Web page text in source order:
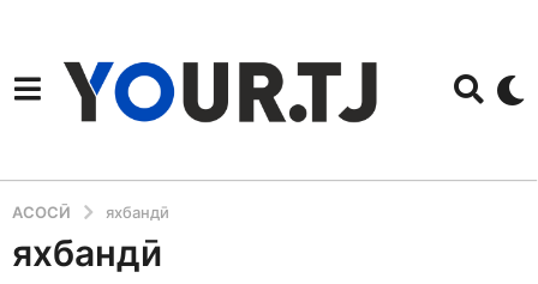
АСОСӢ яхбандӣ
яхбандӣ